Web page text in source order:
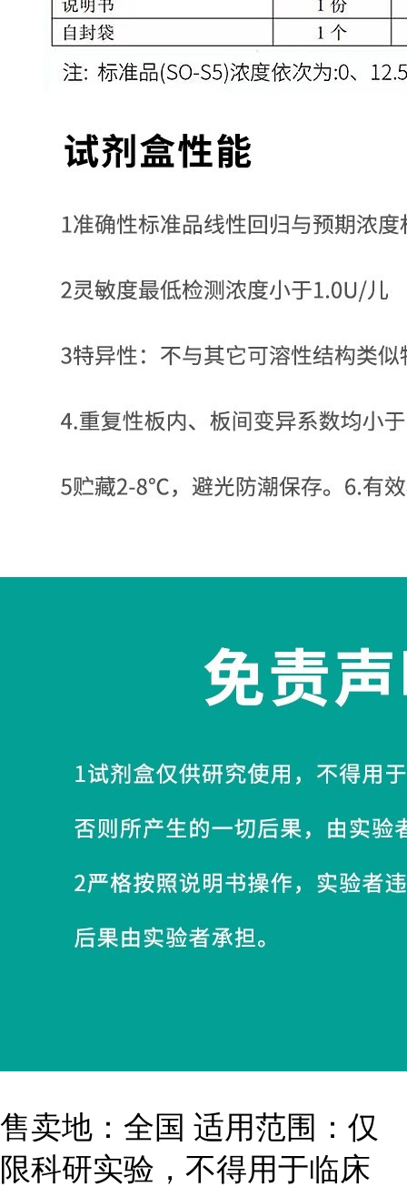
售卖地：全国 适用范围：仅
限科研实验，不得用于临床